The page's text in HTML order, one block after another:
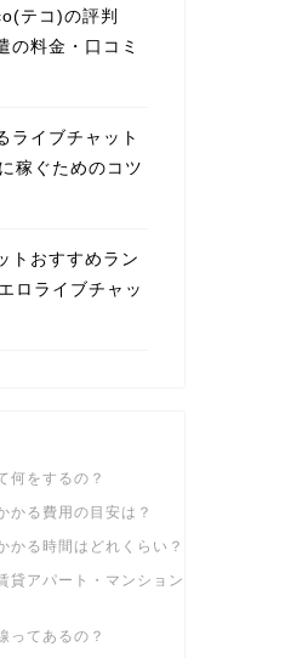
テコ)の評判
の料金・口コミ
ライブチャット
稼ぐためのコツ
トおすすめラン
ロライブチャッ
何をするの？
かる費用の目安は？
かる時間はどれくらい？
貸アパート・マンション
ってあるの？